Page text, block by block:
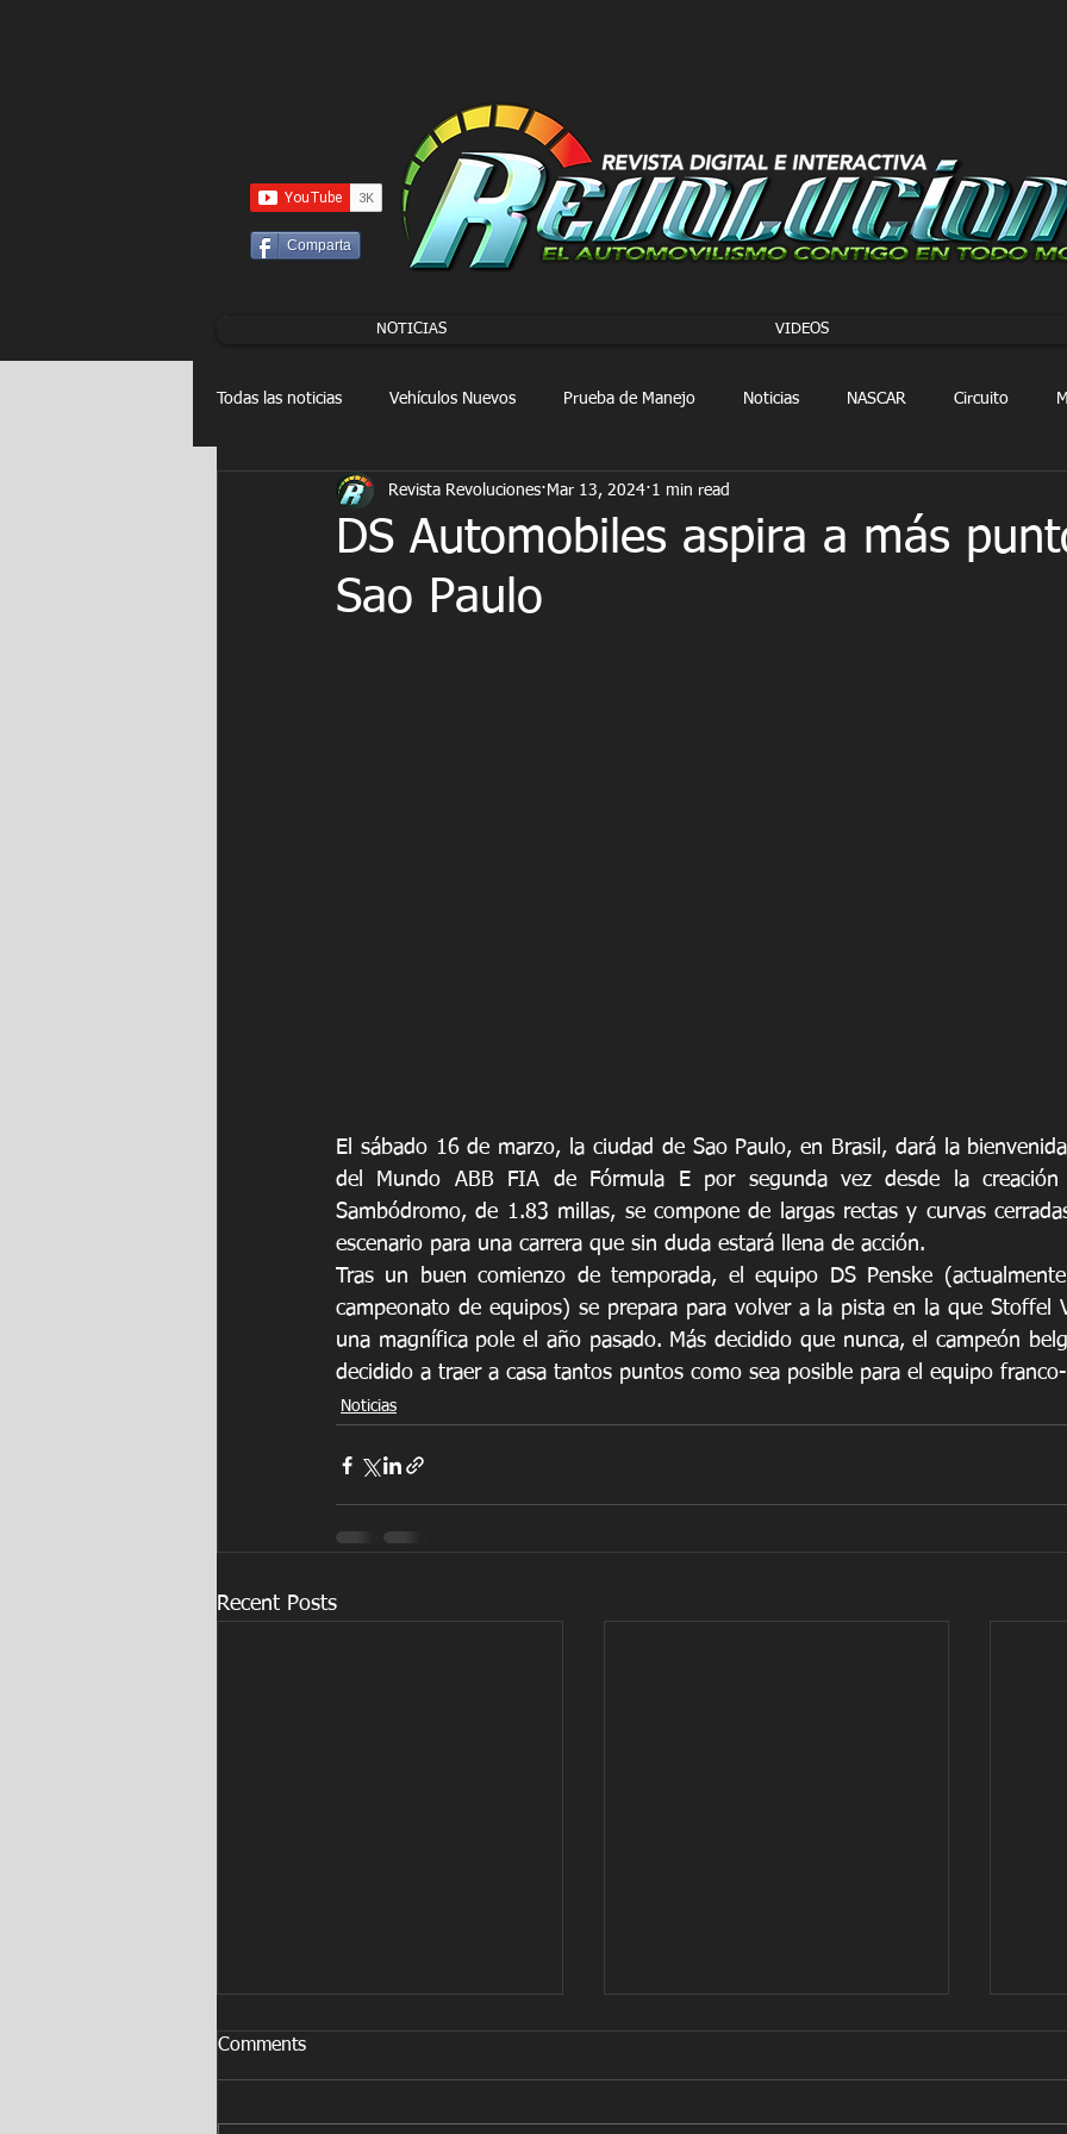
Comparta
NOTICIAS VIDEOS
Todas las noticias Vehículos Nuevos Prueba de Manejo Noticias NASCAR Circuito
Drag Racing FORMULA E FORMULA 1 Extreme E
DS Automobiles aspira a más
Sao Paulo
Revista Revoluciones Mar 13, 2024 1 min read
El sábado 16 de marzo, la ciudad de Sao Paulo, en Brasil, dará la
del Mundo ABB FIA de Fórmula E por segunda vez desde la
Sambódromo, de 1.83 millas, se compone de largas rectas y curvas
escenario para una carrera que sin duda estará llena de acción.
Tras un buen comienzo de temporada, el equipo DS Penske
campeonato de equipos) se prepara para volver a la pista en la que Stoffel
una magnífica pole el año pasado. Más decidido que nunca, el campeón
decidido a traer a casa tantos puntos como sea posible para el equipo
Noticias
Recent Posts
Comments